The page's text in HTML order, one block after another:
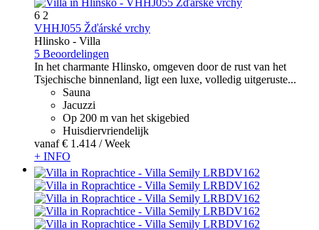
6 2
VHHJ055 Žďárské vrchy
Hlinsko - Villa
5 Beoordelingen
In het charmante Hlinsko, omgeven door de rust van het
Tsjechische binnenland, ligt een luxe, volledig uitgeruste...
Sauna
Jacuzzi
Op 200 m van het skigebied
Huisdiervriendelijk
vanaf € 1.414 / Week
+ INFO